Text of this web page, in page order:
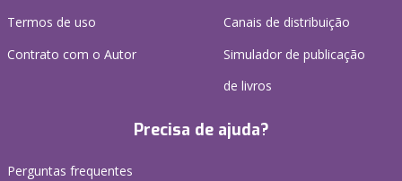
Termos de uso
Contrato com o Autor
Canais de distribuição
Simulador de publicação
de livros
Precisa de ajuda?
Perguntas frequentes